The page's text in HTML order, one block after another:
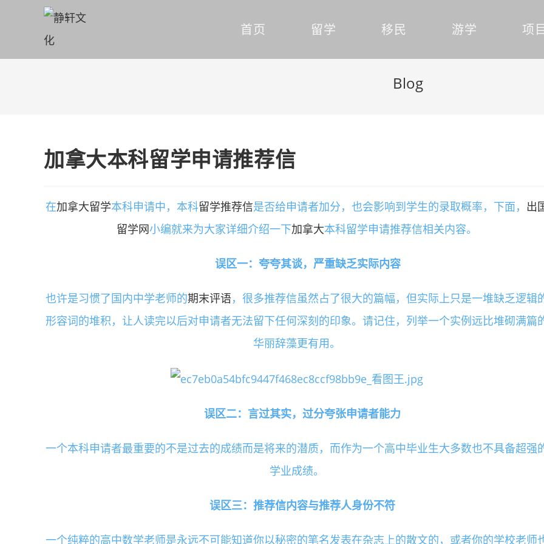
首页 留学 移民 游学 项目
Blog
加拿大本科留学申请推荐信
在加拿大留学本科申请中，本科留学推荐信是否给申请者加分，也会影响到学生的录取概率，下面， 出
留学网小编就来为大家详细介绍一下加拿大本科留学申请推荐信相关内容。
误区一：夸夸其谈，严重缺乏实际内容
也许是习惯了国内中学老师的期末评语，很多推荐信虽然占了很大的篇幅，但实际上只是一堆缺乏逻辑
形容词的堆积，让人读完以后对申请者无法留下任何深刻的印象。请记住，列举一个实例远比堆砌满篇
华丽辞藻更有用。
误区二：言过其实，过分夸张申请者能力
一个本科申请者最重要的不是过去的成绩而是将来的潜质，而作为一个高中毕业生大多数也不具备超强
学业成绩。
误区三：推荐信内容与推荐人身份不符
一个纯粹的高中数学老师是永远不可能知道你以秘密的笔名发表在杂志上的散文的，或者你的学校老师